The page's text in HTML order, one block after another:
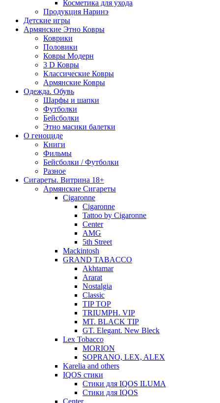
Косметика для ухода
Продукция Наринэ
Детские игры
Армянские Этно Ковры
Коврики
Половики
Ковры Модерн
3 D Ковры
Классические Ковры
Армянские Ковры
Одежда. Обувь
Шарфы и шапки
Футболки
Бейсболки
Этно масики балетки
О геноциде
Книги
Фильмы
Бейсболки / Футболки
Разное
Сигареты. Витрина 18+
Армянские Сигареты
Cigaronne
Cigaronne
Tattoo by Cigaronne
Center
AMG
5th Street
Mackintosh
GRAND TABACCO
Akhtamar
Ararat
Nostalgia
Classic
TIP TOP
TRIUMPH. VIP
MT. BLACK TIP
GT. Elegant. New Bleck
Lex Tobacco
MORION
SOPRANO, LEX, ALEX
Karelia and others
IQOS стики
Стики для IQOS ILUMA
Стики для IQOS
Сenter